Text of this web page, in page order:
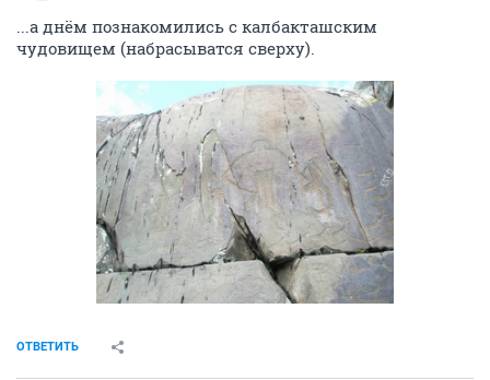
...а днём познакомились с калбакташским
чудовищем (набрасыватся сверху).
ОТВЕТИТЬ